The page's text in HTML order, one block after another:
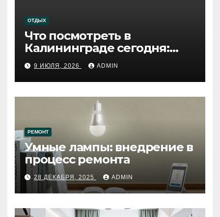
ОТДЫХ
Что посмотреть в
Калининграде сегодня:
путеводитель по самому
западному городу России
9 ИЮЛЯ, 2026 ADMIN
РЕМОНТ
Умные лампы: внедрение в
процесс ремонта
28 ДЕКАБРЯ, 2025 ADMIN